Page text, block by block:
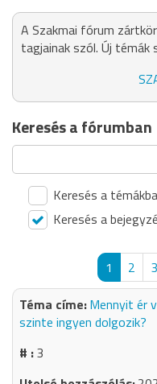
A Szakmai fórum
tagjainak szól. Új témák
Keresés a fórumban
Keresés a
Keresés a
1 2 3
Mennyit ér
szinte ingyen dolgozik?
3